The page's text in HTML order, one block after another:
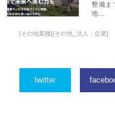
整備ま
地…
[その他業種][その他_法人・企業]
twitter